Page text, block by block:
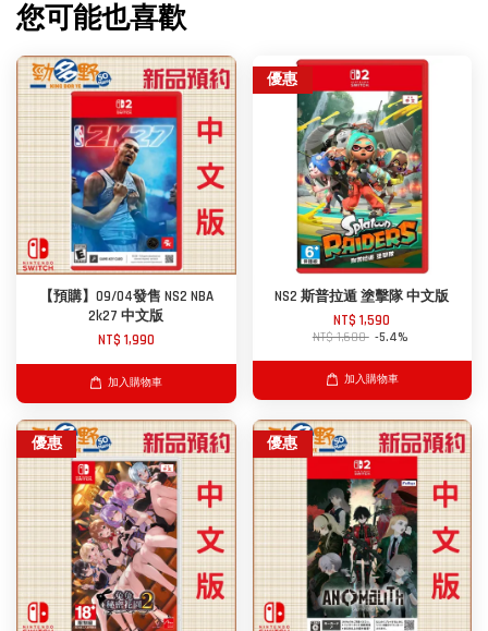
您可能也喜歡
【預購】09/04發售 NS2 NBA
2k27 中文版
NT$ 1,990
加入購物車
優惠
NS2 斯普拉遁 塗擊隊 中文版
NT$ 1,590
NT$ 1,680 -5.4%
加入購物車
優惠 優惠